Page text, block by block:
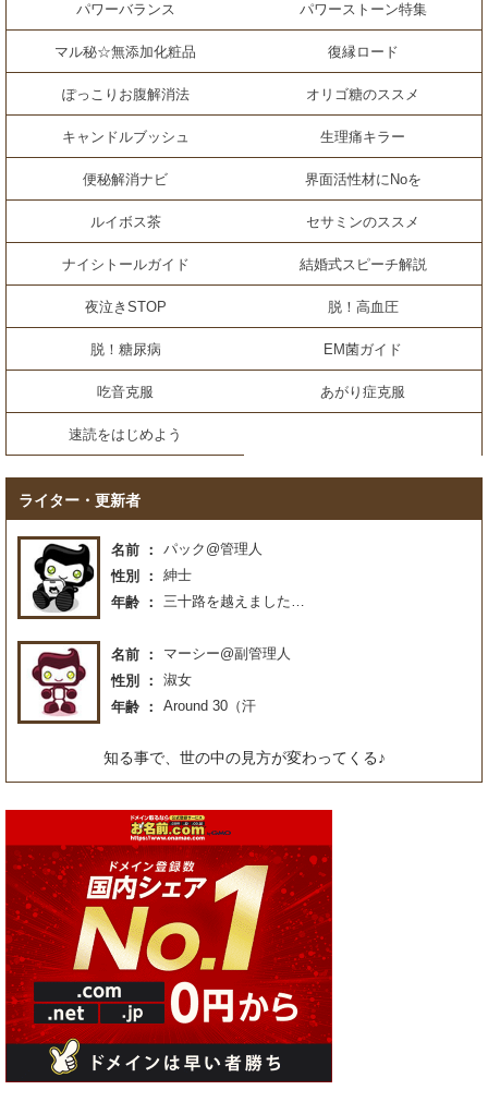
パワーバランス パワーストーン特集
マル秘☆無添加化粧品 復縁ロード
ぽっこりお腹解消法 オリゴ糖のススメ
キャンドルブッシュ 生理痛キラー
便秘解消ナビ 界面活性材にNoを
ルイボス茶 セサミンのススメ
ナイシトールガイド 結婚式スピーチ解説
夜泣きSTOP 脱！高血圧
脱！糖尿病 EM菌ガイド
吃音克服 あがり症克服
速読をはじめよう
ライター・更新者
名前
パック@管理人
性別
紳士
年齢
三十路を越えました…
名前
マーシー@副管理人
性別
淑女
年齢
Around 30（汗
知る事で、世の中の見方が変わってくる♪